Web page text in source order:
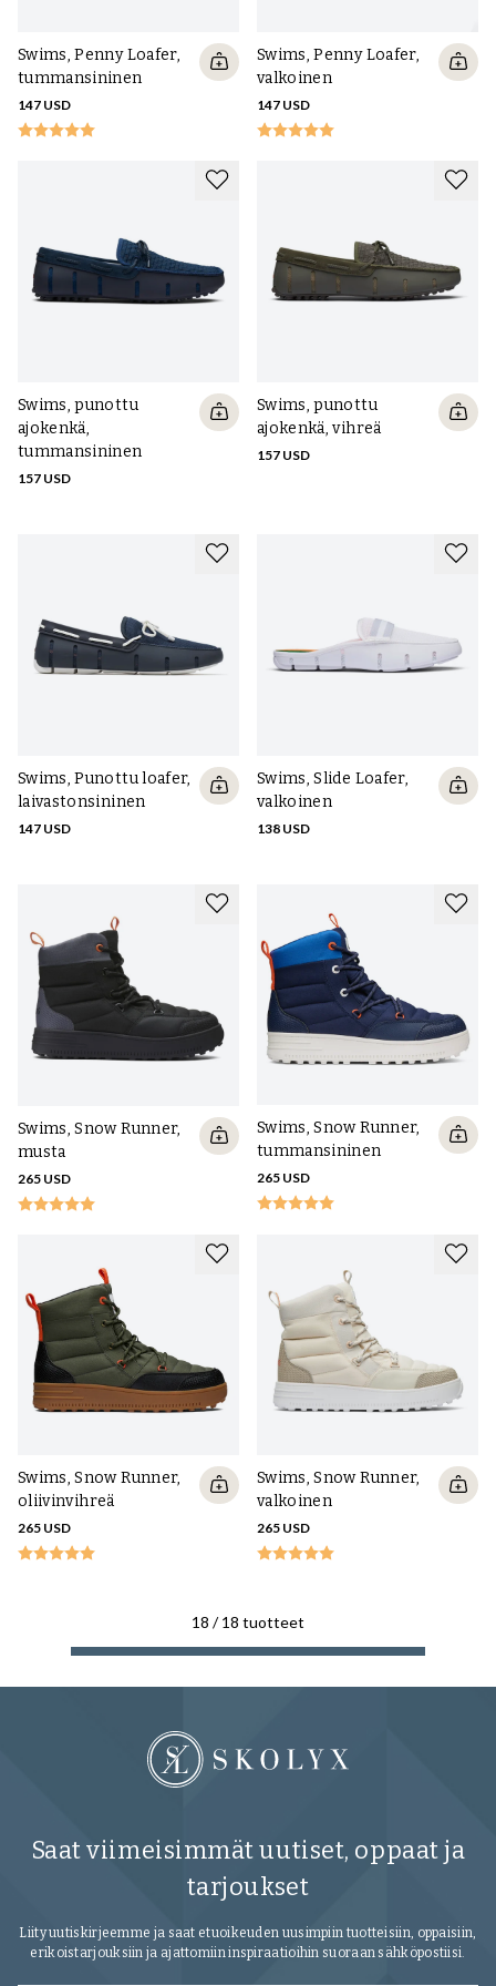
Swims, Penny Loafer,
tummansininen
147 USD
Swims, Penny Loafer,
valkoinen
147 USD
Swims, punottu
ajokenkä,
tummansininen
157 USD
Swims, punottu
ajokenkä, vihreä
157 USD
Swims, Punottu loafer,
laivastonsininen
147 USD
Swims, Slide Loafer,
valkoinen
138 USD
Swims, Snow Runner,
musta
265 USD
Swims, Snow Runner,
tummansininen
265 USD
Swims, Snow Runner,
oliivinvihreä
265 USD
Swims, Snow Runner,
valkoinen
265 USD
18 /18 tuotteet
Saat viimeisimmät uutiset, oppaat ja
tarjoukset
Liity uutiskirjeemme ja saat etuoikeuden uusimpiin tuotteisiin, oppaisiin,
erikoistarjouksiin ja ajattomiin inspiraatioihin suoraan sähköpostiisi.